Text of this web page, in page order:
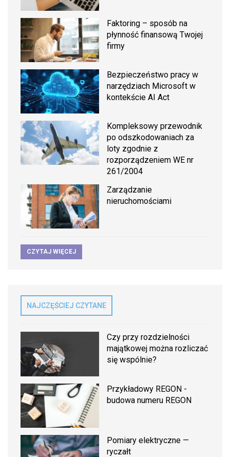
Faktoring – sposób na
płynność finansową Twojej
firmy
Bezpieczeństwo pracy w
narzędziach Microsoft w
kontekście AI Act
Kompleksowy przewodnik
po odszkodowaniach za
loty zgodnie z
rozporządzeniem WE nr
261/2004
Zarządzanie
nieruchomościami
CZYTAJ WIĘCEJ
NAJCZĘŚCIEJ CZYTANE
Czy przy rozdzielności
majątkowej można rozliczać
się wspólnie?
Przykładowy REGON -
budowa numeru REGON
Pomiary elektryczne —
ryczałt